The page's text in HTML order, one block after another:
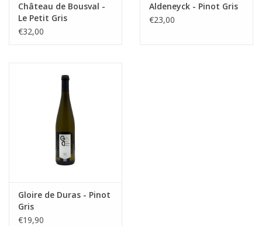
Château de Bousval -
Le Petit Gris
€32,00
Aldeneyck - Pinot Gris
€23,00
Gloire de Duras - Pinot
Gris
€19,90